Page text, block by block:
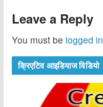
Leave a Reply
You must be logged in
क्रिएटिव आइडियाज विडियो